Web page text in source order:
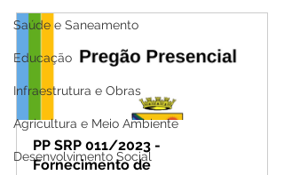
Saúde e Saneamento
Educação
Infraestrutura e Obras
Agricultura e Meio Ambiente
Desenvolvimento Social
PP SRP 011/2023 -
Fornecimento de